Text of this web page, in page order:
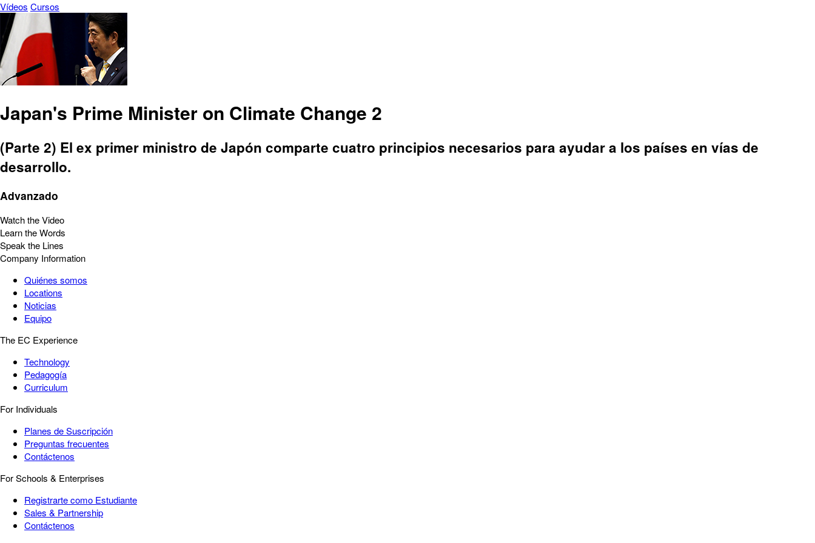
Vídeos Cursos
Japan's Prime Minister on Climate Change 2
(Parte 2) El ex primer ministro de Japón comparte cuatro principios necesarios para ayudar a los países en vías de
desarrollo.
Advanzado
Watch the Video
Learn the Words
Speak the Lines
Company Information
Quiénes somos
Locations
Noticias
Equipo
The EC Experience
Technology
Pedagogía
Curriculum
For Individuals
Planes de Suscripción
Preguntas frecuentes
Contáctenos
For Schools & Enterprises
Registrarte como Estudiante
Sales & Partnership
Contáctenos